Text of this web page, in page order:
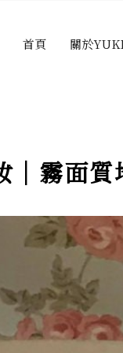
首頁 關於
│霧面質